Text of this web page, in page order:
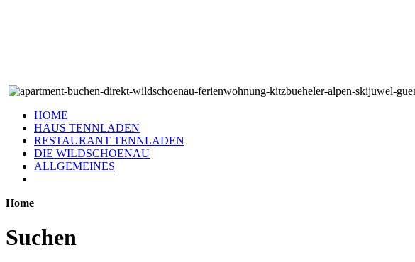
HOME
HAUS TENNLADEN
RESTAURANT TENNLADEN
DIE WILDSCHOENAU
ALLGEMEINES
Home
Suchen